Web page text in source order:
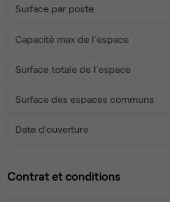
Surface par poste
Capacité max de l'espace
Surface totale de l'espace
Surface des espaces communs
Date d'ouverture
Contrat et conditions